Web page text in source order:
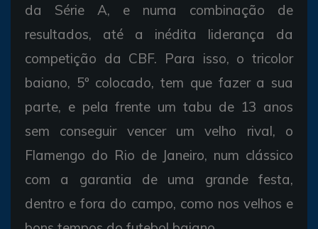
da Série A, e numa combinação de
resultados, até a inédita liderança da
competição da CBF. Para isso, o tricolor
baiano, 5º colocado, tem que fazer a sua
parte, e pela frente um tabu de 13 anos
sem conseguir vencer um velho rival, o
Flamengo do Rio de Janeiro, num clássico
com a garantia de uma grande festa,
dentro e fora do campo, como nos velhos e